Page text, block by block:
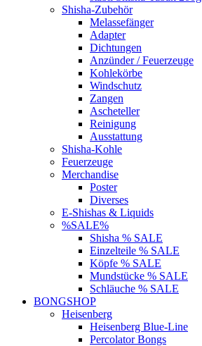
Shisha-Zubehör
Melassefänger
Adapter
Dichtungen
Anzünder / Feuerzeuge
Kohlekörbe
Windschutz
Zangen
Ascheteller
Reinigung
Ausstattung
Shisha-Kohle
Feuerzeuge
Merchandise
Poster
Diverses
E-Shishas & Liquids
%SALE%
Shisha % SALE
Einzelteile % SALE
Köpfe % SALE
Mundstücke % SALE
Schläuche % SALE
BONGSHOP
Heisenberg
Heisenberg Blue-Line
Percolator Bongs